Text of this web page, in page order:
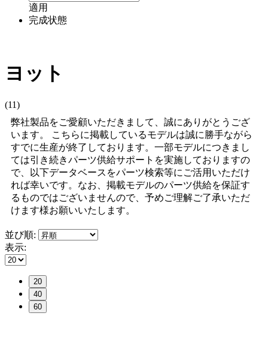
適用
完成状態
ヨット
(11)
弊社製品をご愛顧いただきまして、誠にありがとうござ
います。 こちらに掲載しているモデルは誠に勝手ながら
すでに生産が終了しております。一部モデルにつきまし
ては引き続きパーツ供給サポートを実施しておりますの
で、以下データベースをパーツ検索等にご活用いただけ
れば幸いです。なお、掲載モデルのパーツ供給を保証す
るものではございませんので、予めご理解ご了承いただ
けます様お願いいたします。
並び順:
表示:
20
40
60